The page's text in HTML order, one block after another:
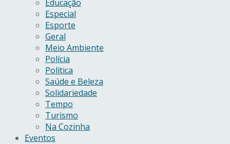
Educação
Especial
Esporte
Geral
Meio Ambiente
Polícia
Política
Saúde e Beleza
Solidariedade
Tempo
Turismo
Na Cozinha
Eventos